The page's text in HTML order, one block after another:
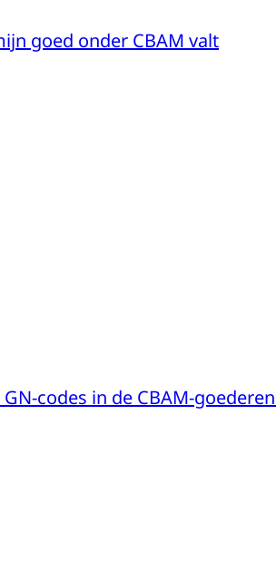
goed onder CBAM valt
codes in de CBAM-